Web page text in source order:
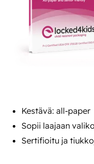
Kestävä: all-paper
Sopii laajaan
Sertifioitu ja